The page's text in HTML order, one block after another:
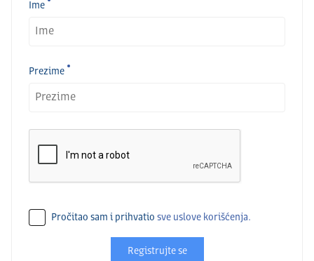
Ime
Prezime
Pročitao sam i prihvatio sve uslove korišćenja.
Registrujte se